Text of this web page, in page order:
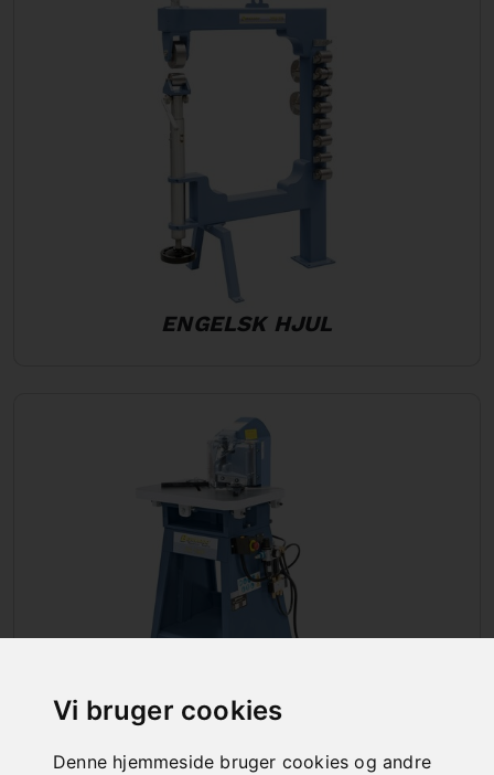
Vi bruger cookies
Denne hjemmeside bruger cookies og andre
ENGELSK HJUL
STANSEMASKINER